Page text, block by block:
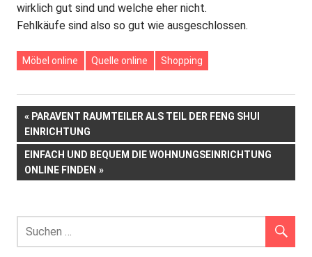
wirklich gut sind und welche eher nicht.
Fehlkäufe sind also so gut wie ausgeschlossen.
Möbel online Quelle online Shopping
Beitrags-
Navigation
VORHERIGER
BEITRAG:
PARAVENT RAUMTEILER ALS TEIL DER FENG SHUI
EINRICHTUNG
NÄCHSTER
BEITRAG:
EINFACH UND BEQUEM DIE WOHNUNGSEINRICHTUNG
ONLINE FINDEN